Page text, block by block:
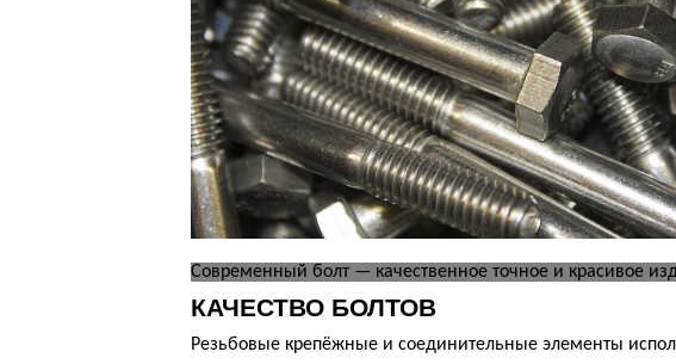
Современный болт — качественное точное и красивое
КАЧЕСТВО БОЛТОВ
Резьбовые крепёжные и соединительные элементы